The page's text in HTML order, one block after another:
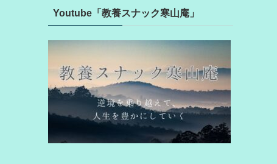
Youtube「教養スナック寒山庵」